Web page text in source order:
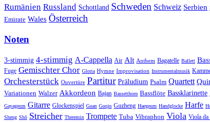
Rumänien Russland Schottland Schweden Schweiz Serbien
Emirate Wales Österreich
Noten
3-stimmig 4-stimmig A-Cappella Air Alt Anthem Bagatelle Ballett
Fuge Gemischter Chor Gloria Hymne Improvisation Instrumentalmusik
Orchesterstück Ouvertüre Partitur Präludium Psalm Quartett
Variationen Walzer Akkordeon Bajan Bassetthorn Bassflöte Bassklarinette
Gayageum Gitarre Glockenspiel Guan Guqin Guzheng Haegeum Handglocke Harfe
Sheng Shō Streicher Theremin Trompete Tuba Vibraphon Viola Viola da